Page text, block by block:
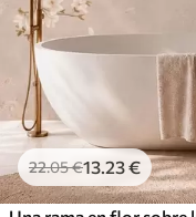
22.05€13 .23€